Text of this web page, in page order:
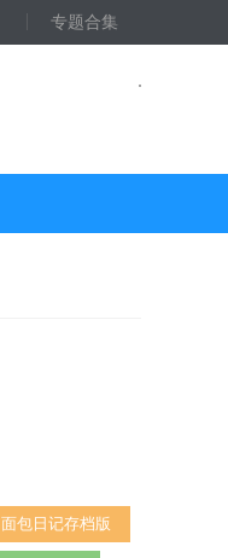
专题合集
面包日记存档版